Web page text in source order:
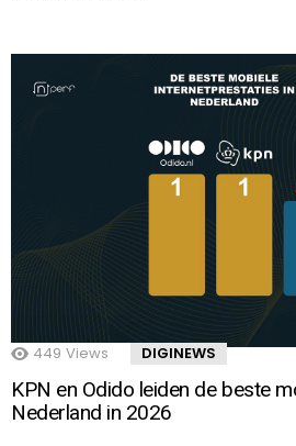
449 Views DIGINEWS
KPN en Odido leiden de beste
Nederland in 2026